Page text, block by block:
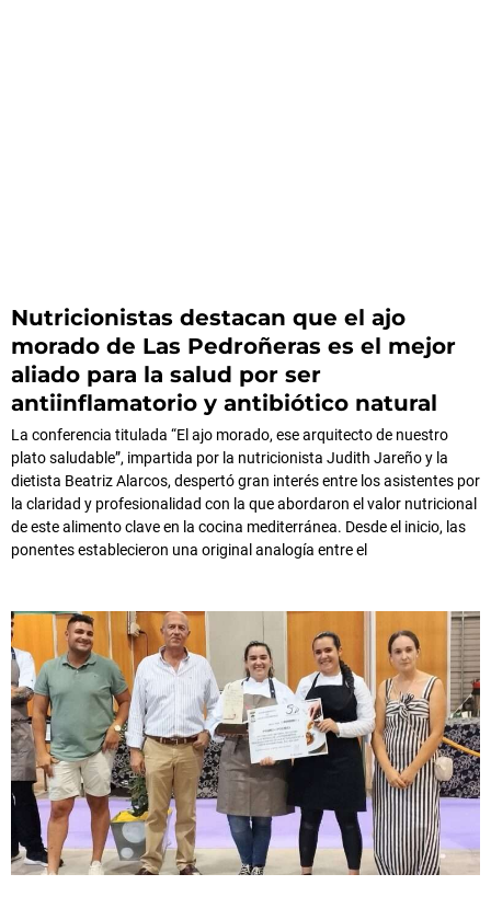
Nutricionistas destacan que el ajo
morado de Las Pedroñeras es el mejor
aliado para la salud por ser
antiinflamatorio y antibiótico natural
La conferencia titulada “El ajo morado, ese arquitecto de nuestro
plato saludable”, impartida por la nutricionista Judith Jareño y la
dietista Beatriz Alarcos, despertó gran interés entre los asistentes por
la claridad y profesionalidad con la que abordaron el valor nutricional
de este alimento clave en la cocina mediterránea. Desde el inicio, las
ponentes establecieron una original analogía entre el